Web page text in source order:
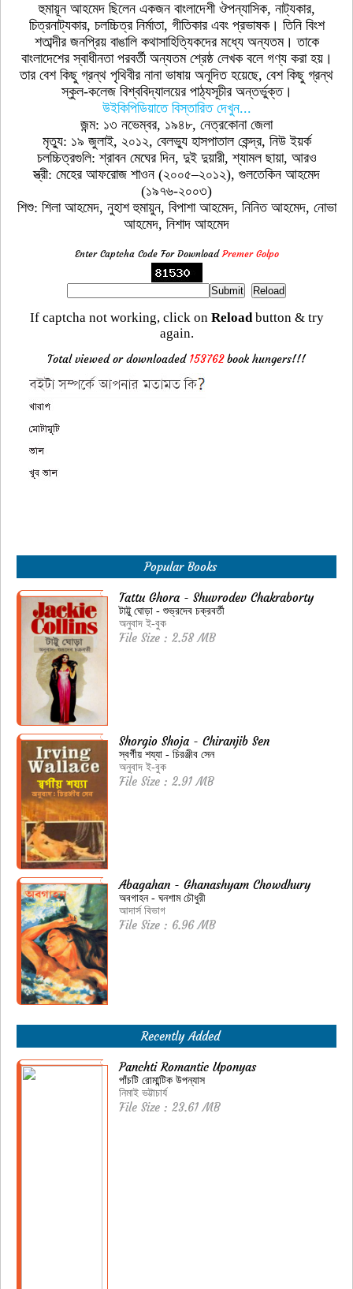
হুমায়ূন আহমেদ ছিলেন একজন বাংলাদেশী ঔপন্যাসিক, নাট্যকার,
চিত্রনাট্যকার, চলচ্চিত্র নির্মাতা, গীতিকার এবং প্রভাষক। তিনি বিংশ
শতাব্দীর জনপ্রিয় বাঙালি কথাসাহিত্যিকদের মধ্যে অন্যতম। তাকে
বাংলাদেশের স্বাধীনতা পরবর্তী অন্যতম শ্রেষ্ঠ লেখক বলে গণ্য করা হয়।
তার বেশ কিছু গ্রন্থ পৃথিবীর নানা ভাষায় অনূদিত হয়েছে, বেশ কিছু গ্রন্থ
স্কুল-কলেজ বিশ্ববিদ্যালয়ের পাঠ্যসূচীর অন্তর্ভুক্ত।
উইকিপিডিয়াতে বিস্তারিত দেখুন...
জন্ম: ১৩ নভেম্বর, ১৯৪৮, নেত্রকোনা জেলা
মৃত্যু: ১৯ জুলাই, ২০১২, বেলভ্যু হাসপাতাল কেন্দ্র, নিউ ইয়র্ক
চলচ্চিত্রগুলি: শ্রাবন মেঘের দিন, দুই দুয়ারী, শ্যামল ছায়া, আরও
স্ত্রী: মেহের আফরোজ শাওন (২০০৫–২০১২), গুলতেকিন আহমেদ
(১৯৭৬-২০০৩)
শিশু: শিলা আহমেদ, নুহাশ হুমায়ুন, বিপাশা আহমেদ, নিনিত আহমেদ, নোভা
আহমেদ, নিশাদ আহমেদ
Enter Captcha Code For DownloadPremer Golpo
If captcha not working, click on Reloadbutton & try
again.
Total viewed or downloaded 153762book hungers!!!
Popular Books
Tattu Ghora - Shuvrodev Chakraborty
টাট্টু ঘোড়া - শুভ্রদেব চক্রবর্তী
অনুবাদ ই-বুক
File Size : 2.58 MB
Shorgio Shoja - Chiranjib Sen
স্বর্গীয় শয্যা - চিরঞ্জীব সেন
অনুবাদ ই-বুক
File Size : 2.91 MB
Abagahan - Ghanashyam Chowdhury
অবগাহন - ঘনশাম চৌধুরী
আদার্স বিভাগ
File Size : 6.96 MB
Recently Added
Panchti Romantic Uponyas
পাঁচটি রোমান্টিক উপন্যাস
নিমাই ভট্টাচার্য
File Size : 23.61 MB